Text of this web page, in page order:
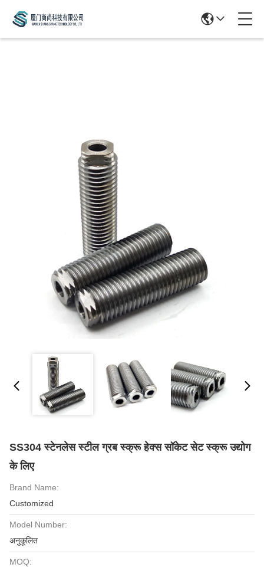
SS304 स्टेनलेस स्टील ग्रब स्क्रू हेक्स सॉकेट सेट स्क्रू उद्योग
के लिए
Brand Name:
Customized
Model Number:
अनुकूलित
MOQ: